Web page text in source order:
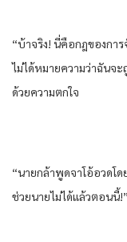
“บ้าจริง! นี่คือกฎของกา
ไม่ได้หมายความว่าฉันจะ
ด้วยความตกใจ
“นายกล้าพูดจาโอ้อวดโ
ช่วยนายไม่ได้แล้วตอนนี้!”